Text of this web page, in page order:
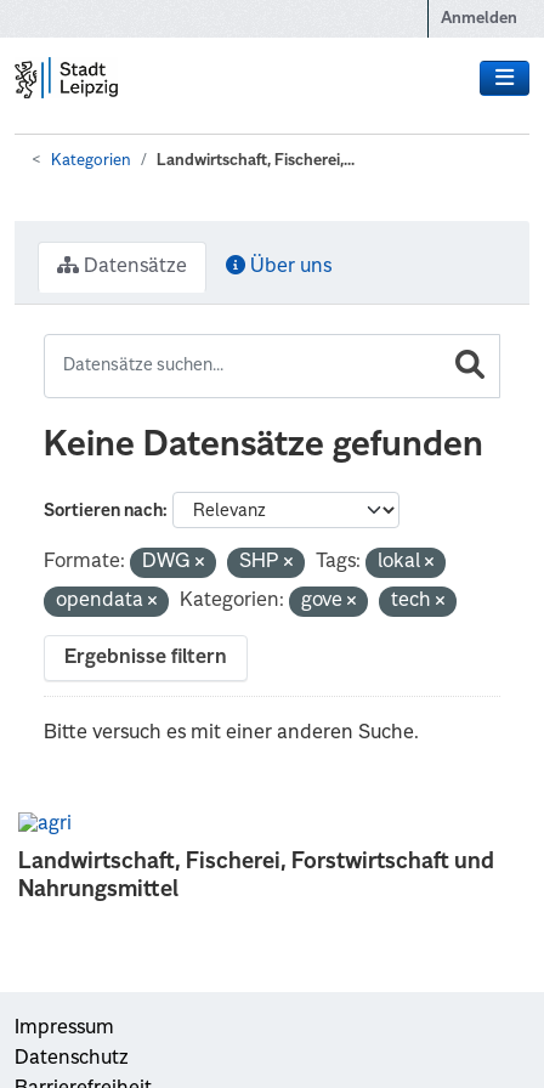
Anmelden
Kategorien Landwirtschaft, Fischerei,...
Landwirtschaft, Fischerei, Forstwirtschaft und
Nahrungsmittel
Datensätze Über uns
Keine Datensätze gefunden
Sortieren nach
Formate: DWG SHP Tags:
lokal
opendata
Kategorien: gove tech
Ergebnisse filtern
Bitte versuch es mit einer anderen Suche.
Impressum
Datenschutz